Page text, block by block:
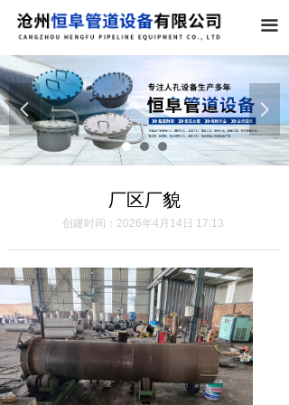
끀
넳 넲
厂区厂貌
创建时间： 2026年4月14日 17:13